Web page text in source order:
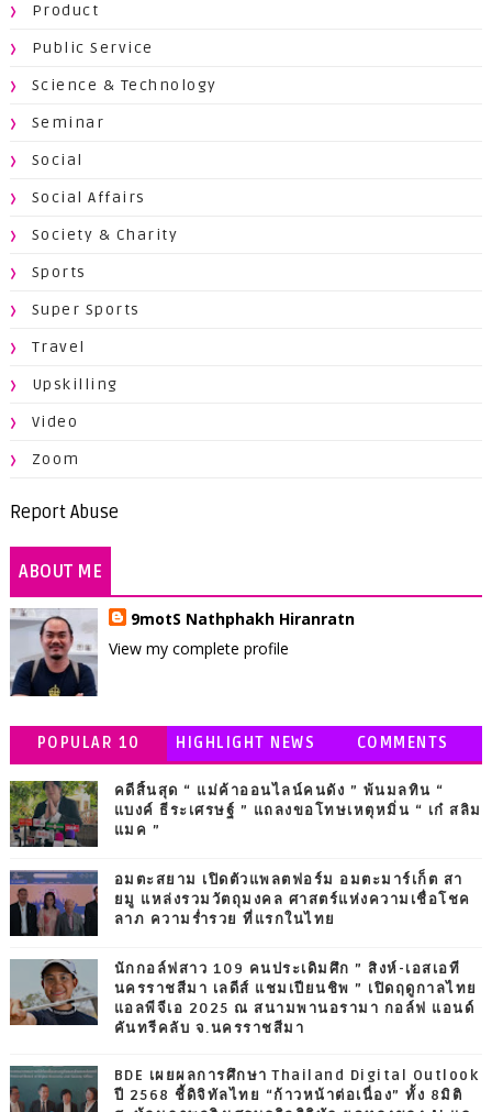
Product
Public Service
Science & Technology
Seminar
Social
Social Affairs
Society & Charity
Sports
Super Sports
Travel
Upskilling
Video
Zoom
Report Abuse
ABOUT ME
9motS Nathphakh Hiranratn
View my complete profile
POPULAR 10 HIGHLIGHT NEWS COMMENTS
คดีสิ้นสุด “ แม่ค้าออนไลน์คนดัง ” พ้นมลทิน “
แบงค์ ธีระเศรษฐ์ ” แถลงขอโทษเหตุหมิ่น “ เก๋ สลิม
แมค ”
อมตะสยาม เปิดตัวแพลตฟอร์ม อมตะมาร์เก็ต สา
ยมู แหล่งรวมวัตถุมงคล ศาสตร์แห่งความเชื่อโชค
ลาภ ความร่ำรวย ที่แรกในไทย
นักกอล์ฟสาว 109 คนประเดิมศึก ” สิงห์-เอสเอที
นครราชสีมา เลดีส์ แชมเปียนชิพ ” เปิดฤดูกาลไทย
แอลพีจีเอ 2025 ณ สนามพานอรามา กอล์ฟ แอนด์
คันทรีคลับ จ.นครราชสีมา
BDE เผยผลการศึกษา Thailand Digital Outlook
ปี 2568 ชี้ดิจิทัลไทย “ก้าวหน้าต่อเนื่อง” ทั้ง 8มิติ